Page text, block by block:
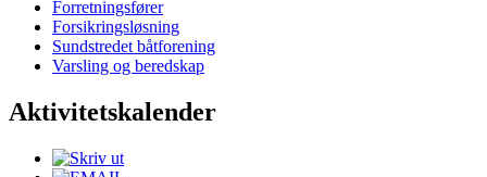
Forretningsfører
Forsikringsløsning
Sundstredet båtforening
Varsling og beredskap
Aktivitetskalender